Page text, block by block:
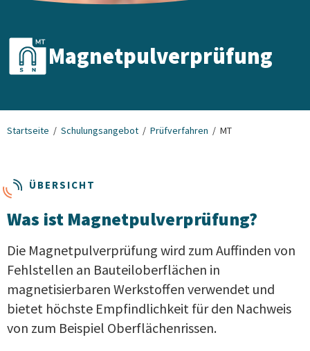
Magnetpulverprüfung
Startseite Schulungsangebot Prüfverfahren MT
ÜBERSICHT
Was ist Magnetpulverprüfung?
Die Magnetpulverprüfung wird zum Auffinden von
Fehlstellen an Bauteiloberflächen in
magnetisierbaren Werkstoffen verwendet und
bietet höchste Empfindlichkeit für den Nachweis
von zum Beispiel Oberflächenrissen.